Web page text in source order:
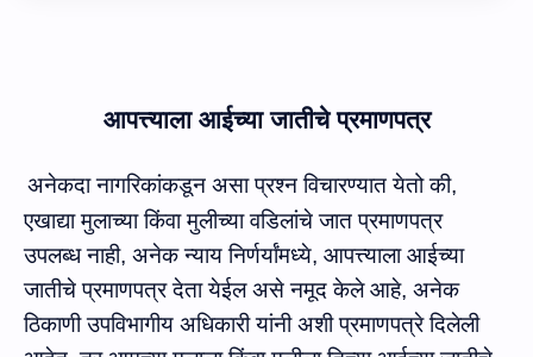
आपत्त्‍याला आईच्‍या जातीचे प्रमाणपत्र
अनेकदा नागरिकांकडून असा प्रश्न विचारण्यात येतो की,
एखाद्या मुलाच्‍या किंवा मुलीच्या वडिलांचे जात प्रमाणपत्र
उपलब्ध नाही, अनेक न्‍याय निर्णर्यांमध्‍ये, आपत्त्‍याला आईच्या
जातीचे प्रमाणपत्रदेता येईल असे नमूद केले आहे, अनेक
ठिकाणी उपविभागीय अधिकारी यांनी अशी प्रमाणपत्रे दिलेली